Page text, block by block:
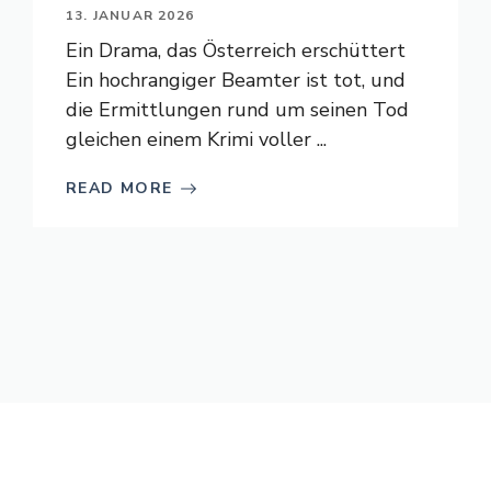
13. JANUAR 2026
Ein Drama, das Österreich erschüttert
Ein hochrangiger Beamter ist tot, und
die Ermittlungen rund um seinen Tod
gleichen einem Krimi voller ...
READ MORE